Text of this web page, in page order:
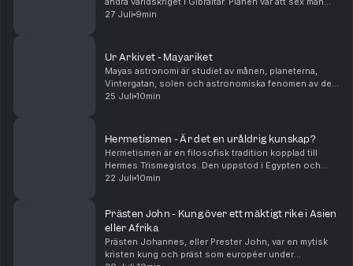
skulle muras in i en dold grotta om tyskarna lyckades
27 Juli 9min
Ur Arkivet - Mayariket
Mayas astronomi är studiet av månen, planeterna,
Vintergatan, solen och astronomiska fenomen av den
mayacivilisationen. Den klassiska Mayaen utvecklade i
25 Juli 10min
Hermetismen - Är det en uråldrig kunskap?
Hermetismen är en filosofisk tradition kopplad till
Hermes Trismegistos. Den uppstod i Egypten och
blandar grekisk filosofi med egyptisk religion.
22 Juli 10min
Prästen John - Kung över ett mäktigt rike i Asien
eller Afrika
Prästen Johannes, eller Prester John, var en mytisk
kristen kung och präst som européer under